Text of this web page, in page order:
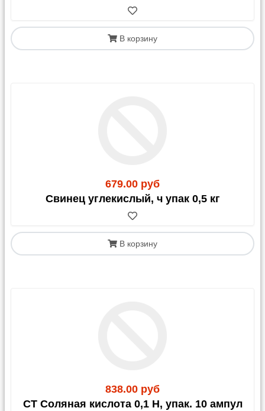
В корзину
679.00 руб
Свинец углекислый, ч упак 0,5 кг
В корзину
838.00 руб
СТ Соляная кислота 0,1 Н, упак. 10 ампул